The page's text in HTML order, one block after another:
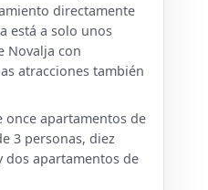
directamente
está a solo unos
Novalja con
atracciones también
once apartamentos de
3 personas, diez
dos apartamentos de